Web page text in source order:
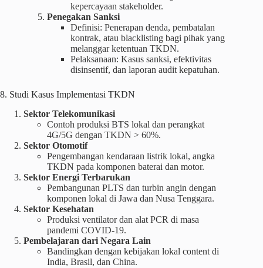
kepercayaan stakeholder.
Penegakan Sanksi
Definisi: Penerapan denda, pembatalan
kontrak, atau blacklisting bagi pihak yang
melanggar ketentuan TKDN.
Pelaksanaan: Kasus sanksi, efektivitas
disinsentif, dan laporan audit kepatuhan.
8. Studi Kasus Implementasi TKDN
Sektor Telekomunikasi
Contoh produksi BTS lokal dan perangkat
4G/5G dengan TKDN > 60%.
Sektor Otomotif
Pengembangan kendaraan listrik lokal, angka
TKDN pada komponen baterai dan motor.
Sektor Energi Terbarukan
Pembangunan PLTS dan turbin angin dengan
komponen lokal di Jawa dan Nusa Tenggara.
Sektor Kesehatan
Produksi ventilator dan alat PCR di masa
pandemi COVID-19.
Pembelajaran dari Negara Lain
Bandingkan dengan kebijakan lokal content di
India, Brasil, dan China.